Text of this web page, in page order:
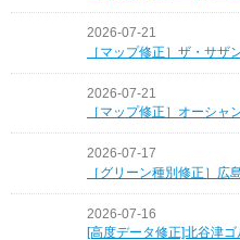
2026-07-21
［マップ修正］ザ・サザ
2026-07-21
［マップ修正］オーシャ
2026-07-17
［グリーン種別修正］広
2026-07-16
[高度データ修正]北谷津